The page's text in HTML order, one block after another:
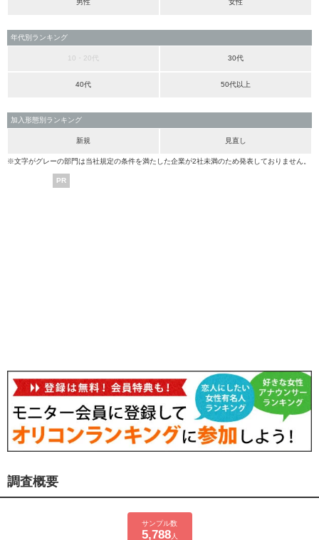
男性 女性
年代別ランキング
10・20代 30代
40代 50代以上
加入形態別ランキング
新規 見直し
※文字がグレーの部門は当社規定の条件を満たした企業が2社未満のため発表しておりません。
PR
調査概要
サンプル数
5,788人